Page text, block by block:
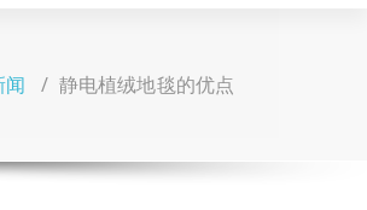
闻 / 静电植绒地毯的优点